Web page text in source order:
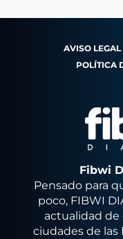
AVISO LEGAL
POLÍTICA
Fibwi
Pensado para
poco, FIBWI
actualidad de
ciudades de las